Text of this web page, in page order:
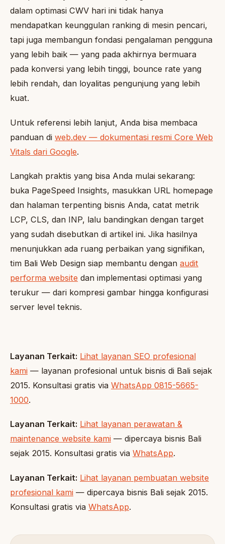
dalam optimasi CWV hari ini tidak hanya
mendapatkan keunggulan ranking di mesin pencari,
tapi juga membangun fondasi pengalaman pengguna
yang lebih baik — yang pada akhirnya bermuara
pada konversi yang lebih tinggi, bounce rate yang
lebih rendah, dan loyalitas pengunjung yang lebih
kuat.
Untuk referensi lebih lanjut, Anda bisa membaca
panduan di web.dev — dokumentasi resmi Core Web
Vitals dari Google.
Langkah praktis yang bisa Anda mulai sekarang:
buka PageSpeed Insights, masukkan URL homepage
dan halaman terpenting bisnis Anda, catat metrik
LCP, CLS, dan INP, lalu bandingkan dengan target
yang sudah disebutkan di artikel ini. Jika hasilnya
menunjukkan ada ruang perbaikan yang signifikan,
tim Bali Web Design siap membantu dengan audit
performa website dan implementasi optimasi yang
terukur — dari kompresi gambar hingga konfigurasi
server level teknis.
Layanan Terkait: Lihat layanan SEO profesional
kami — layanan profesional untuk bisnis di Bali sejak
2015. Konsultasi gratis via WhatsApp 0815-5665-
1000.
Layanan Terkait: Lihat layanan perawatan &
maintenance website kami — dipercaya bisnis Bali
sejak 2015. Konsultasi gratis via WhatsApp.
Layanan Terkait: Lihat layanan pembuatan website
profesional kami — dipercaya bisnis Bali sejak 2015.
Konsultasi gratis via WhatsApp.